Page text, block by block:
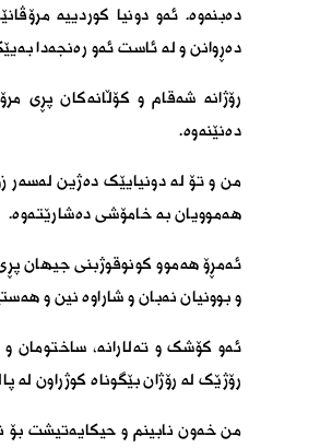
دەبنەوە. ئەو دونیا کوردییە
دەڕوانن و لە ئاست ئەو رەنجەدا
رۆژانە شەقام و کۆڵانەکان پڕی
دەنێنەوە.
من و تۆ لە دونیایێک دەژین لەسەر
هەموویان بە خامۆشی دەشارێتەوە.
ئەمڕۆ هەموو کونوقوژبنی جیهان پڕی
و بوونیان نەبان و شاراوە نین و
ئەو کۆشک و تەلارانە، ساختومان
رۆژێک لە رۆژان بێگوناه کوژراون لە
من خەون نابینم و حیکایەتیشت بۆ